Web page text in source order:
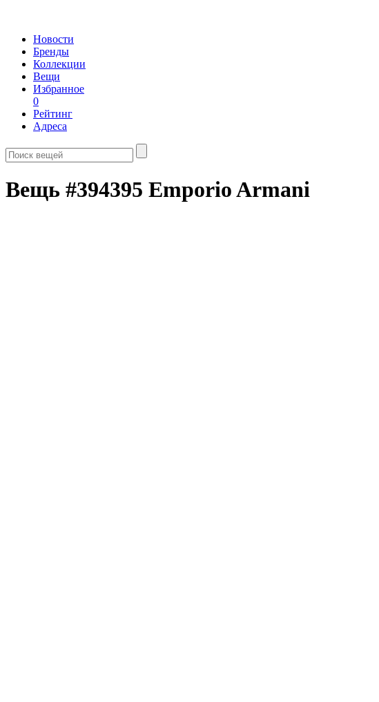
Новости
Бренды
Коллекции
Вещи
Избранное
0
Рейтинг
Адреса
Вещь #394395 Emporio Armani